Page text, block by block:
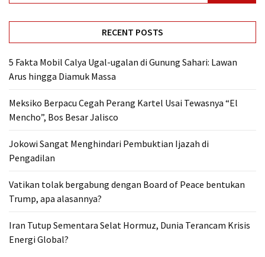
RECENT POSTS
5 Fakta Mobil Calya Ugal-ugalan di Gunung Sahari: Lawan
Arus hingga Diamuk Massa
Meksiko Berpacu Cegah Perang Kartel Usai Tewasnya “El
Mencho”, Bos Besar Jalisco
Jokowi Sangat Menghindari Pembuktian Ijazah di
Pengadilan
Vatikan tolak bergabung dengan Board of Peace bentukan
Trump, apa alasannya?
Iran Tutup Sementara Selat Hormuz, Dunia Terancam Krisis
Energi Global?